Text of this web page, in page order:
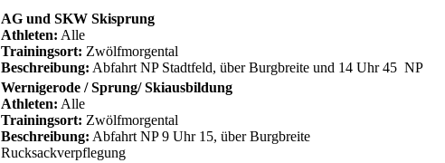
AG und SKW Skisprung
Athleten: Alle
Trainingsort: Zwölfmorgental
Beschreibung: Abfahrt NP Stadtfeld, über Burgbreite und 14 Uhr 45 NP
Wernigerode / Sprung/ Skiausbildung
Athleten: Alle
Trainingsort: Zwölfmorgental
Beschreibung: Abfahrt NP 9 Uhr 15, über Burgbreite
Rucksackverpflegung